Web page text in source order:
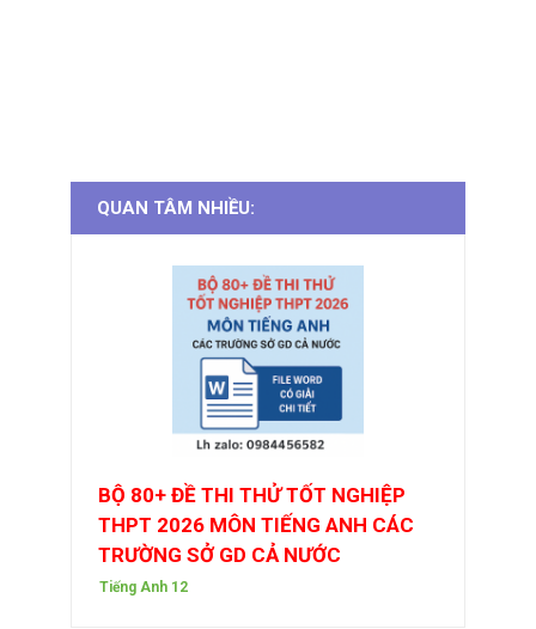
QUAN TÂM NHIỀU:
BỘ 80+ ĐỀ THI THỬ TỐT NGHIỆP
THPT 2026 MÔN TIẾNG ANH CÁC
TRƯỜNG SỞ GD CẢ NƯỚC
Tiếng Anh 12